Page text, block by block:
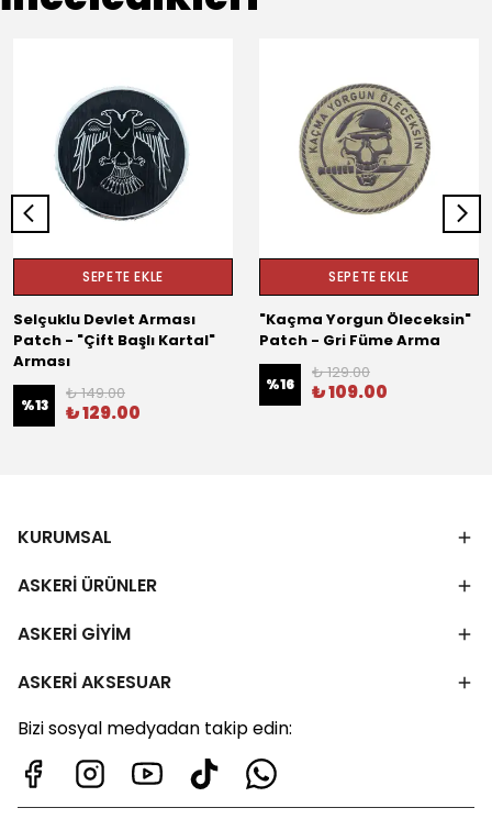
SEPETE EKLE
Selçuklu Devlet Arması
Patch - "Çift Başlı Kartal"
Arması
%13
₺ 149.00
₺ 129.00
SEPETE EKLE
"Kaçma Yorgun Öleceksin"
Patch - Gri Füme Arma
%16
₺ 129.00
₺ 109.00
KURUMSAL
ASKERİ ÜRÜNLER
ASKERİ GİYİM
ASKERİ AKSESUAR
Bizi sosyal medyadan takip edin: